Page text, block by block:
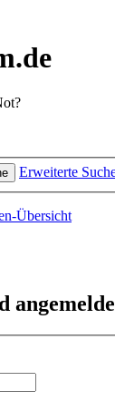
Erweiterte
Übersicht